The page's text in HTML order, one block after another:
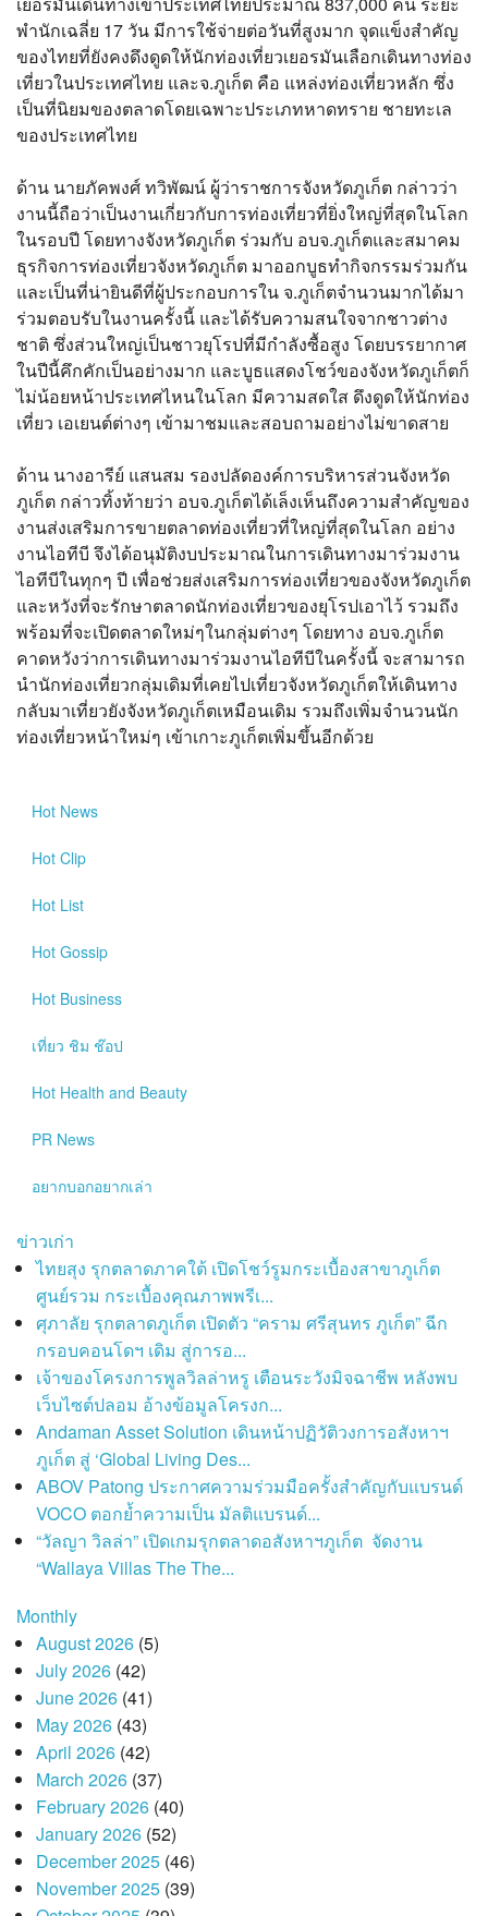
พำนักเฉลี่ย 17 วัน มีการใช้จ่ายต่อวันที่สูงมาก จุดแข็งสำคัญ
ของไทยที่ยังคงดึงดูดให้นักท่องเที่ยวเยอรมันเลือกเดินทางท่อง
เที่ยวในประเทศไทย และจ.ภูเก็ต คือ แหล่งท่องเที่ยวหลัก ซึ่ง
เป็นที่นิยมของตลาดโดยเฉพาะประเภทหาดทราย ชายทะเล
ของประเทศไทย
ด้าน นายภัคพงศ์ ทวิพัฒน์ ผู้ว่าราชการจังหวัดภูเก็ต กล่าวว่า
งานนี้ถือว่าเป็นงานเกี่ยวกับการท่องเที่ยวที่ยิ่งใหญ่ที่สุดในโลก
ในรอบปี โดยทางจังหวัดภูเก็ต ร่วมกับ อบจ.ภูเก็ตและสมาคม
ธุรกิจการท่องเที่ยวจังหวัดภูเก็ต มาออกบูธทำกิจกรรมร่วมกัน
และเป็นที่น่ายินดีที่ผู้ประกอบการใน จ.ภูเก็ตจำนวนมากได้มา
ร่วมตอบรับในงานครั้งนี้ และได้รับความสนใจจากชาวต่าง
ชาติ ซึ่งส่วนใหญ่เป็นชาวยุโรปที่มีกำลังซื้อสูง โดยบรรยากาศ
ในปีนี้คึกคักเป็นอย่างมาก และบูธแสดงโชว์ของจังหวัดภูเก็ตก็
ไม่น้อยหน้าประเทศไหนในโลก มีความสดใส ดึงดูดให้นักท่อง
เที่ยว เอเยนต์ต่างๆ เข้ามาชมและสอบถามอย่างไม่ขาดสาย
ด้าน นางอารีย์ แสนสม รองปลัดองค์การบริหารส่วนจังหวัด
ภูเก็ต กล่าวทิ้งท้ายว่า อบจ.ภูเก็ตได้เล็งเห็นถึงความสำคัญของ
งานส่งเสริมการขายตลาดท่องเที่ยวที่ใหญ่ที่สุดในโลก อย่าง
งานไอทีบี จึงได้อนุมัติงบประมาณในการเดินทางมาร่วมงาน
ไอทีบีในทุกๆ ปี เพื่อช่วยส่งเสริมการท่องเที่ยวของจังหวัดภูเก็ต
และหวังที่จะรักษาตลาดนักท่องเที่ยวของยุโรปเอาไว้ รวมถึง
พร้อมที่จะเปิดตลาดใหม่ๆในกลุ่มต่างๆ โดยทาง อบจ.ภูเก็ต
คาดหวังว่าการเดินทางมาร่วมงานไอทีบีในครั้งนี้ จะสามารถ
นำนักท่องเที่ยวกลุ่มเดิมที่เคยไปเที่ยวจังหวัดภูเก็ตให้เดินทาง
กลับมาเที่ยวยังจังหวัดภูเก็ตเหมือนเดิม รวมถึงเพิ่มจำนวนนัก
ท่องเที่ยวหน้าใหม่ๆ เข้าเกาะภูเก็ตเพิ่มขึ้นอีกด้วย
Hot News
Hot Clip
Hot List
Hot Gossip
Hot Business
เที่ยว ชิม ช๊อป
Hot Health and Beauty
PR News
อยากบอกอยากเล่า
ข่าวเก่า
ไทยสุง รุกตลาดภาคใต้ เปิดโชว์รูมกระเบื้องสาขาภูเก็ต
ศูนย์รวม กระเบื้องคุณภาพพรีเ...
ศุภาลัย รุกตลาดภูเก็ต เปิดตัว “คราม ศรีสุนทร ภูเก็ต” ฉีก
กรอบคอนโดฯ เดิม สู่การอ...
เจ้าของโครงการพูลวิลล่าหรู เตือนระวังมิจฉาชีพ หลังพบ
เว็บไซต์ปลอม อ้างข้อมูลโครงก...
Andaman Asset Solution เดินหน้าปฏิวัติวงการอสังหาฯ
ภูเก็ต สู่ ‘Global Living Des...
ABOV Patong ประกาศความร่วมมือครั้งสำคัญกับแบรนด์
VOCO ตอกย้ำความเป็น มัลติแบรนด์...
“วัลญา วิลล่า” เปิดเกมรุกตลาดอสังหาฯภูเก็ต จัดงาน
“Wallaya Villas The The...
Monthly
August 2026(5)
July 2026(42)
June 2026(41)
May 2026(43)
April 2026(42)
March 2026(37)
February 2026(40)
January 2026(52)
December 2025(46)
November 2025(39)